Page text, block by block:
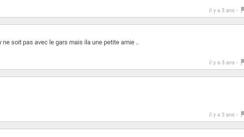
il y a 3 ans -
ne soit pas avec le gars mais ila une petite amie ..
il y a 3 ans -
il y a 3 ans -